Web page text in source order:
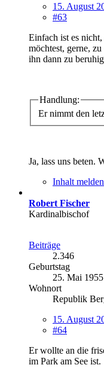
15. August
#63
Einfach ist es
möchtest, gerne,
ihn dann zu
Handlung:
Er nimmt den
Ja, lass uns beten.
Inhalt melden
Robert Fischer
Kardinalbischof
Beiträge
2.346
Geburtstag
25. Mai
Wohnort
Republik
15. August
#64
Er wollte an die
im Park am See ist.